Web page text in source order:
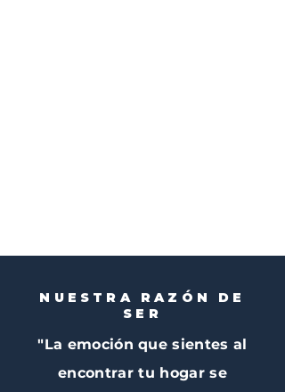
NUESTRA RAZÓN DE
SER
"La emoción que sientes al
encontrar tu hogar se